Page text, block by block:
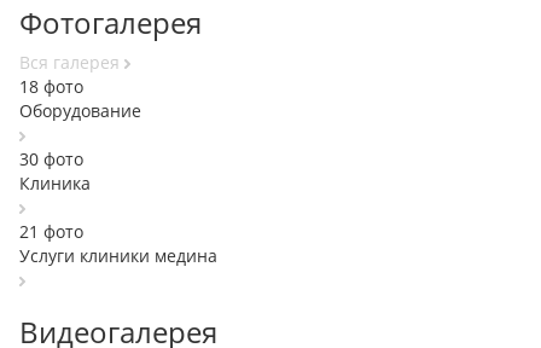
Фотогалерея
Вcя галерея
18 фото
Оборудование
30 фото
Клиника
21 фото
Услуги клиники медина
Видеогалерея